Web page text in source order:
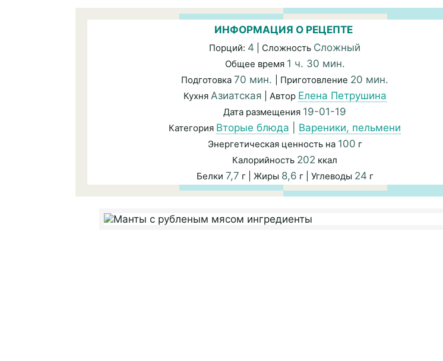
ИНФОРМАЦИЯ О РЕЦЕПТЕ
Порций: 4 | Сложность Сложный
Общее время 1 ч. 30 мин.
Подготовка 70 мин. | Приготовление 20 мин.
Кухня Азиатская | Автор Елена Петрушина
Дата размещения 19-01-19
Категория Вторые блюда Вареники, пельмени
Энергетическая ценность на 100 г
Калорийность 202 ккал
Белки 7,7 г | Жиры 8,6 г | Углеводы 24 г